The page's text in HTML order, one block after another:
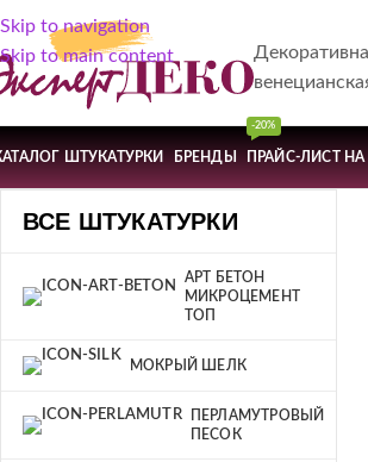
Skip to navigation
Skip to main content
ШТУКАТУРКИ БРЕНДЫ ПРАЙС-ЛИСТ НА
-20%
ВСЕ ШТУКАТУРКИ
АРТ БЕТОН
МИКРОЦЕМЕНТ
ТОП
МОКРЫЙ ШЕЛК
ПЕРЛАМУТРОВЫЙ
ПЕСОК